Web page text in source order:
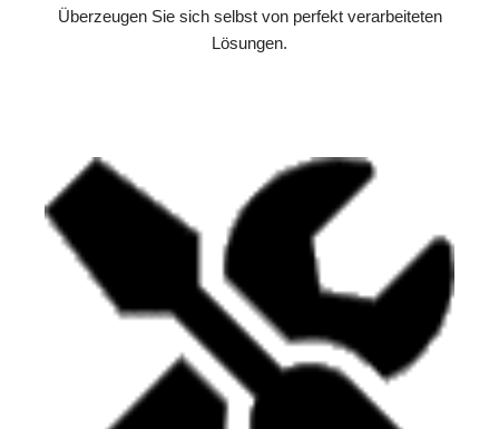
Überzeugen Sie sich selbst von perfekt verarbeiteten
Lösungen.